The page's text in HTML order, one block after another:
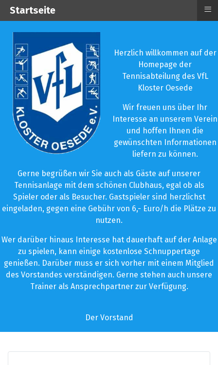
Herzlich willkommen auf der
Homepage der
Tennisabteilung des VfL
Kloster Oesede
Wir freuen uns über Ihr
Interesse an unserem Verein
und hoffen Ihnen die
gewünschten Informationen
liefern zu können.
Gerne begrüßen wir Sie auch als Gäste auf unserer
Tennisanlage mit dem schönen Clubhaus, egal ob als
Spieler oder als Besucher. Gastspieler sind herzlichst
eingeladen, gegen eine Gebühr von 6,- Euro/h die Plätze zu
nutzen.
Wer darüber hinaus Interesse hat dauerhaft auf der Anlage
zu spielen, kann einige kostenlose Schnuppertage
genießen. Darüber muss er sich vorher mit einem Mitglied
des Vorstandes verständigen. Gerne stehen auch unsere
Trainer als Ansprechpartner zur Verfügung.
Der Vorstand
Startseite ≡